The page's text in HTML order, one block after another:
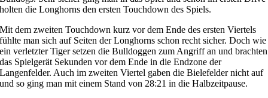
holten die Longhorns den ersten Touchdown des Spiels.
Mit dem zweiten Touchdown kurz vor dem Ende des ersten Viertels
fühlte man sich auf Seiten der Longhorns schon recht sicher. Doch wie
ein verletzter Tiger setzen die Bulldoggen zum Angriff an und brachten
das Spielgerät Sekunden vor dem Ende in die Endzone der
Langenfelder. Auch im zweiten Viertel gaben die Bielefelder nicht auf
und so ging man mit einem Stand von 28:21 in die Halbzeitpause.